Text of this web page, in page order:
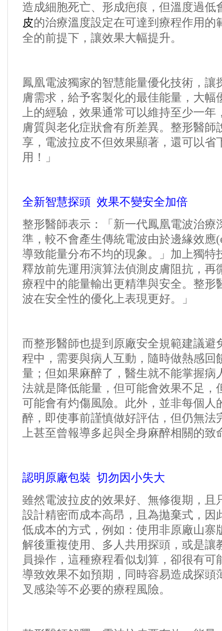
造成細胞死亡、形成疤痕，但溫度過低
皮的治療溫度設定在可達到療程作用的
全的前提下，讓效果大幅提升。
鳳凰電波獨家的智慧能量優化技術，讓
膚需求，給予客製化的最佳能量，大幅
上的經驗，效果通常可以維持至少一
膚質與老化症狀會有所差異。整形醫師
享，電波拉皮不但效果顯著，還可以省
用！」
全新智慧探頭 效果不變安全加倍
整形醫師表示：「新一代鳳凰電波治療
準，較不會產生傳統電波由於邊緣效應
導致能量分布不均的現象。」加上獨特
釋放前先運用演算法偵測皮膚阻抗，再
療程中的能量輸出更精準與安全。整形
波在安全性的優化上表現更好。」
而整形醫師也提到原廠安全規範建議避
程中，需要與病人互動，隨時做熱感回
量；但如果麻醉了，醫生就不能掌握病
法就是降低能量，但可能會效果不足，
可能會有灼傷風險。此外，並非每個人
醉，即使事前謹慎做好評估，但仍無法
上甚至曾報導多起與全身麻醉相關的致
認明原廠包裝 切勿因小失大
雖然電波拉皮的效果好、無修復期，且
設計精密而成本高昂，且為拋棄式，因
低成本的方式，例如：使用非原廠山寨
解後重複使用、多人共用探頭，或是讓
員操作，這種療程看似划算，卻很有
導致效果不如預期，同時容易造成探頭
叉感染等不必要的療程風險。